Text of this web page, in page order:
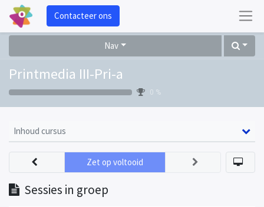
Contacteer ons
Nav
Printmedia III-Pri-a
0 %
Inhoud cursus
Sessies in groep
Zet op voltooid